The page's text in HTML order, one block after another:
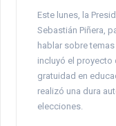
Este lunes, la
Sebastián Piñera,
hablar sobre
incluyó el proyecto
gratuidad en
realizó una dura
elecciones.